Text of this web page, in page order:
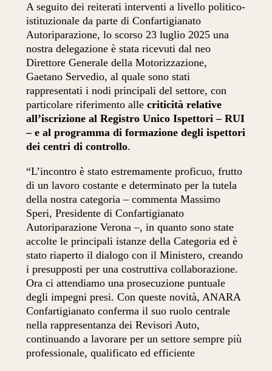
A seguito dei reiterati interventi a livello politico-
istituzionale da parte di Confartigianato
Autoriparazione, lo scorso 23 luglio 2025 una
nostra delegazione è stata ricevuti dal neo
Direttore Generale della Motorizzazione,
Gaetano Servedio, al quale sono stati
rappresentati i nodi principali del settore, con
particolare riferimento allecriticità relative
all’iscrizione al Registro Unico Ispettori – RUI
– e al programma di formazione degli ispettori
dei centri di controllo.
“L’incontro è stato estremamente proficuo, frutto
di un lavoro costante e determinato per la tutela
della nostra categoria – commenta Massimo
Speri, Presidente di Confartigianato
Autoriparazione Verona –, in quanto sono state
accolte le principali istanze della Categoria ed è
stato riaperto il dialogo con il Ministero, creando
i presupposti per una costruttiva collaborazione.
Ora ci attendiamo una prosecuzione puntuale
degli impegni presi. Con queste novità, ANARA
Confartigianato conferma il suo ruolo centrale
nella rappresentanza dei Revisori Auto,
continuando a lavorare per un settore sempre più
professionale, qualificato ed efficiente